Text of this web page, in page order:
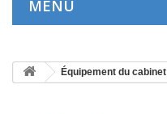
MENU
Équipement du cabinet